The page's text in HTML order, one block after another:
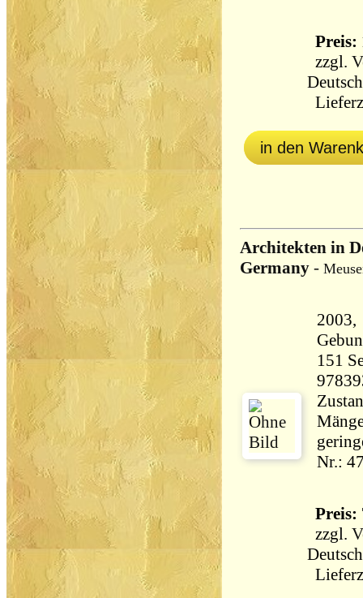
Preis:
zzgl.
in den
Architekten in
Germany -
151 Seiten
Nr.:
Preis:
zzgl.